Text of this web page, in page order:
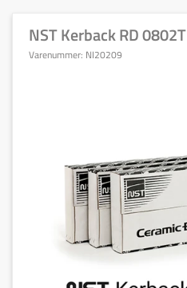
NST Kerback RD 0802T
Varenummer: NI20209